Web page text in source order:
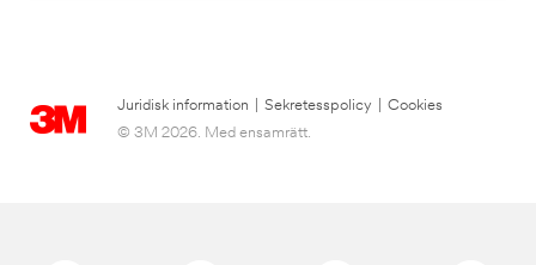
Juridisk information Sekretesspolicy
Cookies
© 3M 2026. Med ensamrätt.